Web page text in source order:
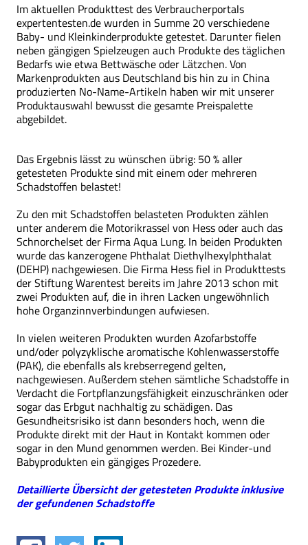
Im aktuellen Produkttest des Verbraucherportals
expertentesten.de wurden in Summe 20 verschiedene
Baby- und Kleinkinderprodukte getestet. Darunter fielen
neben gängigen Spielzeugen auch Produkte des täglichen
Bedarfs wie etwa Bettwäsche oder Lätzchen. Von
Markenprodukten aus Deutschland bis hin zu in China
produzierten No-Name-Artikeln haben wir mit unserer
Produktauswahl bewusst die gesamte Preispalette
abgebildet.
Das Ergebnis lässt zu wünschen übrig: 50 % aller
getesteten Produkte sind mit einem oder mehreren
Schadstoffen belastet!
Zu den mit Schadstoffen belasteten Produkten zählen
unter anderem die Motorikrassel von Hess oder auch das
Schnorchelset der Firma Aqua Lung. In beiden Produkten
wurde das kanzerogene Phthalat Diethylhexylphthalat
(DEHP) nachgewiesen. Die Firma Hess fiel in Produkttests
der Stiftung Warentest bereits im Jahre 2013 schon mit
zwei Produkten auf, die in ihren Lacken ungewöhnlich
hohe Organzinnverbindungen aufwiesen.
In vielen weiteren Produkten wurden Azofarbstoffe
und/oder polyzyklische aromatische Kohlenwasserstoffe
(PAK), die ebenfalls als krebserregend gelten,
nachgewiesen. Außerdem stehen sämtliche Schadstoffe in
Verdacht die Fortpflanzungsfähigkeit einzuschränken oder
sogar das Erbgut nachhaltig zu schädigen. Das
Gesundheitsrisiko ist dann besonders hoch, wenn die
Produkte direkt mit der Haut in Kontakt kommen oder
sogar in den Mund genommen werden. Bei Kinder-und
Babyprodukten ein gängiges Prozedere.
Detaillierte Übersicht der getesteten Produkte inklusive
der gefundenen Schadstoffe